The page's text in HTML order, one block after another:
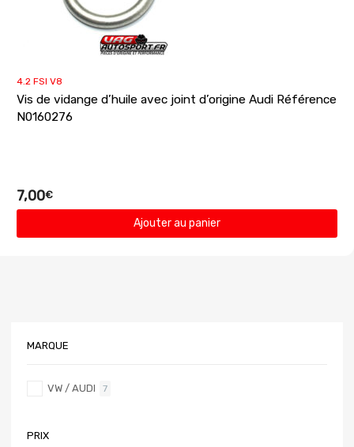
4.2 FSI V8
Vis de vidange d’huile avec joint d’origine Audi Référence
N0160276
7,00€
Ajouter au panier
MARQUE
VW / AUDI 7
PRIX